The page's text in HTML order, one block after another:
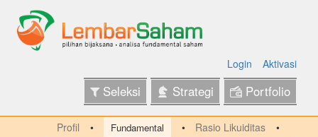
Login Aktivasi
Seleksi Strategi Portfolio
Profil Fundamental
Rasio Likuiditas